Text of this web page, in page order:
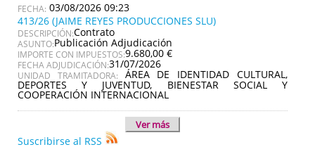
03/08/2026 09:23
413/26 (JAIME REYES PRODUCCIONES SLU)
DESCRIPCIÓN:Contrato
ASUNTO:Publicación Adjudicación
IMPORTE CON IMPUESTOS:9.680,00 €
FECHA ADJUDICACIÓN:31/07/2026
UNIDAD TRAMITADORA: ÁREA DE IDENTIDAD CULTURAL,
DEPORTES Y JUVENTUD, BIENESTAR SOCIAL Y
COOPERACIÓN INTERNACIONAL
Ver más
Suscribirse al RSS